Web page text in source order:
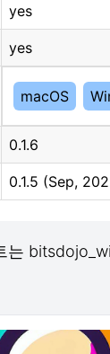
yes
yes
macOS
0.1.6
0.1.5 (Sep,
는